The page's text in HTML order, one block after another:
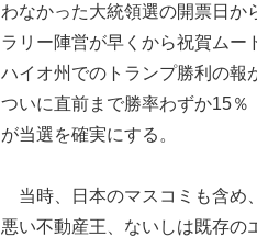
わなかった大統領選の開票日か
ラリー陣営が早くから祝賀ムー
ハイオ州でのトランプ勝利の報
ついに直前まで勝率わずか15
が当選を確実にする。
当時、日本のマスコミも含め
悪い不動産王、ないしは既存の